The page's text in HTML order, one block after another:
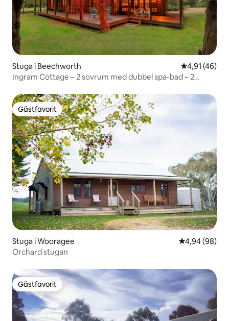
Stuga i Beechworth 4,91 av 5 i
4,91 (46)
Ingram Cottage – 2 sovrum med dubbel spa-bad – 2
Gästfavorit
Gästfavorit
Stuga i Wooragee 4,94 av 5 i
4,94 (98)
Orchard stugan
Gästfavorit
Gästfavorit